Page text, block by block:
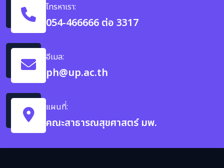
โทรหาเรา:
054-466666 ต่อ 3317
อีเมล:
ph@up.ac.th
แผนที่:
คณะสาธารณสุขศาสตร์ มพ.